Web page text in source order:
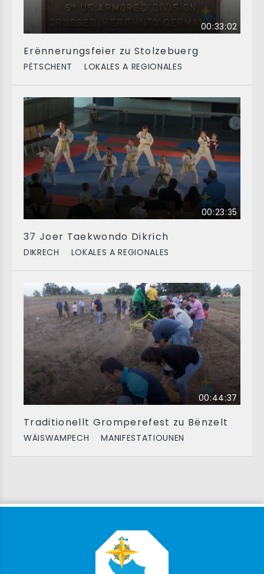
00:33:02
Erënnerungsfeier zu Stolzebuerg
PËTSCHENT LOKALES A REGIONALES
00:23:35
37 Joer Taekwondo Dikrich
DIKRECH LOKALES A REGIONALES
00:44:37
Traditionellt Gromperefest zu Bënzelt
WÄISWAMPECH MANIFESTATIOUNEN